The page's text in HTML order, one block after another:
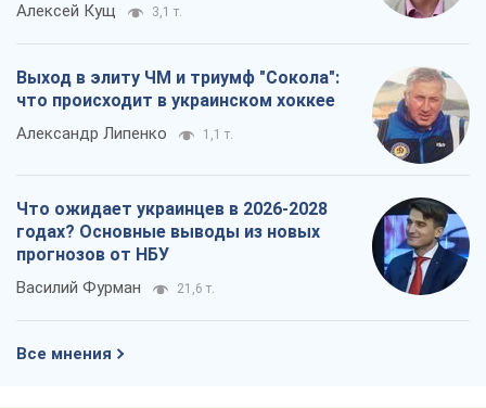
Алексей Кущ 3,1 т.
Выход в элиту ЧМ и триумф "Сокола":
что происходит в украинском хоккее
Александр Липенко 1,1 т.
Что ожидает украинцев в 2026-2028
годах? Основные выводы из новых
прогнозов от НБУ
Василий Фурман 21,6 т.
Все мнения